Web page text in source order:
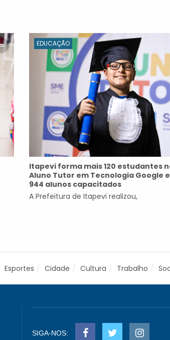
EDUCAÇÃO
Itapevi forma mais 120 estudantes
Aluno Tutor em Tecnologia Google
944 alunos capacitados
A Prefeitura de Itapevi realizou,
Esportes Cidade Cultura Trabalho
SIGA-NOS: